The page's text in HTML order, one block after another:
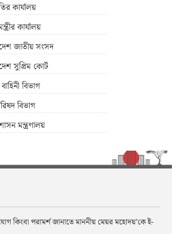
কার্যালয়
কার্যালয়
জাতীয় সংসদ
সুপ্রিম কোর্ট
বিভাগ
বিভাগ
মন্ত্রণালয়
পরামর্শ জানাতে মাননীয় মেয়র মহোদয়’কে ই-